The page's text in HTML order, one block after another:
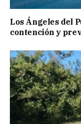
Los Ángeles del
contención y